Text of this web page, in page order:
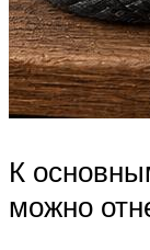
К
можно